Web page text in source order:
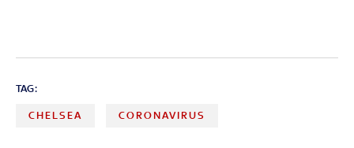
TAG:
CHELSEA CORONAVIRUS